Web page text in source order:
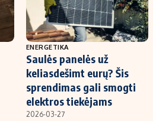
ENERGETIKA
Saulės panelės už
keliasdešimt eurų? Šis
sprendimas gali smogti
elektros tiekėjams
2026-03-27